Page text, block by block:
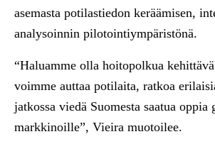
asemasta potilastiedon keräämisen,
analysoinnin pilotointiympäristönä.
“Haluamme olla hoitopolkua
voimme auttaa potilaita, ratkoa
jatkossa viedä Suomesta saatua oppia
markkinoille”, Vieira muotoilee.